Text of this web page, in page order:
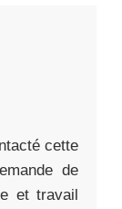
cette
de
et travail